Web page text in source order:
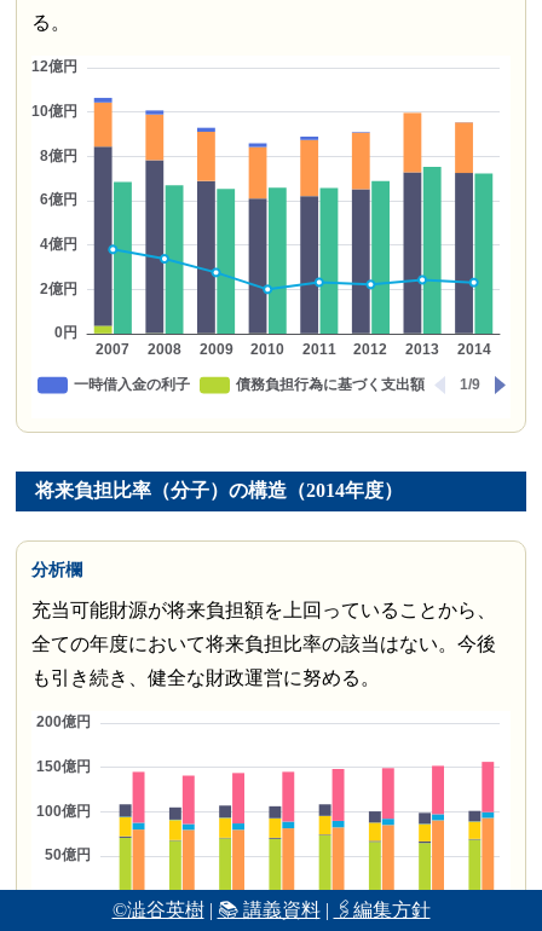
©澁谷英樹| 📚 講義資料| 🖇編集方針
る。
将来負担比率（分子）の構造（2014年度）
分析欄
充当可能財源が将来負担額を上回っていることから、
全ての年度において将来負担比率の該当はない。今後
も引き続き、健全な財政運営に努める。